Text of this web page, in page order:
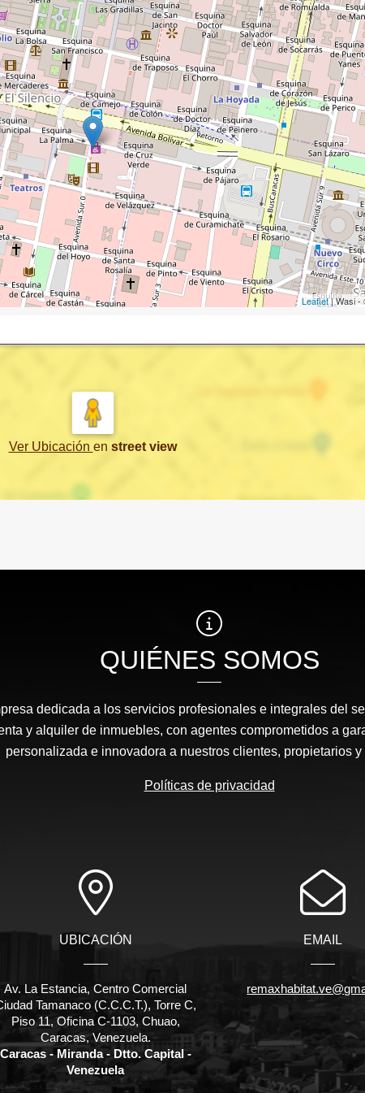
Leaflet| Wasi
Ver Ubicación en street view
QUIÉNES SOMOS
dedicada a los servicios profesionales e integrales del
y alquiler de inmuebles, con agentes comprometidos a
personalizada e innovadora a nuestros clientes, propietarios y
Políticas de privacidad
UBICACIÓN
Av. La Estancia, Centro Comercial
Tamanaco (C.C.C.T.), Torre C,
Piso 11, Oficina C-1103, Chuao,
Caracas, Venezuela.
Caracas - Miranda - Dtto. Capital -
Venezuela
EMAIL